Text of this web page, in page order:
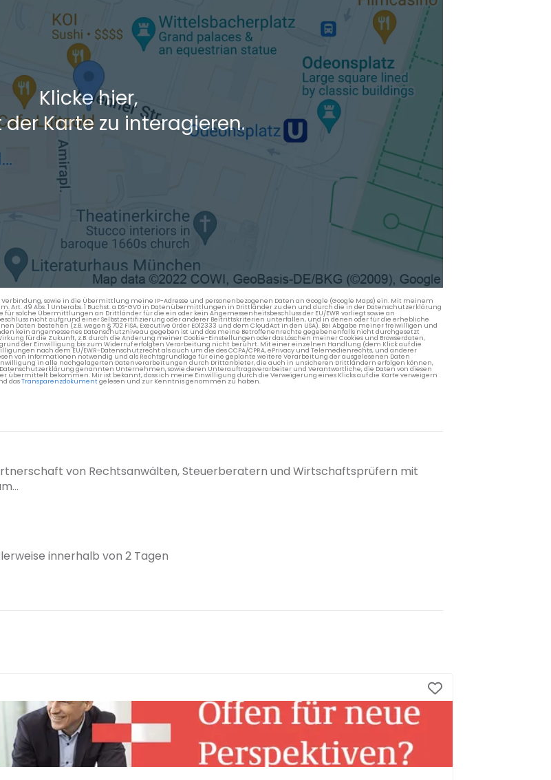
Klicke hier,
Karte zu interagieren.
sowie in die Übermittlung meine IP-Adresse und personenbezogenen Daten an Google (Google Maps) ein. Mit meinem
49 Abs. 1 Unterabs. 1 Buchst. a DS-GVO in Datenübermittlungen in Drittländer zu den und durch die in der Datenschutzerklärung
solche Übermittlungen an Drittländer für die ein oder kein Angemessenheitsbeschluss der EU/EWR vorliegt sowie an
nicht aufgrund einer Selbstzertifizierung oder anderer Beitrittskriterien unterfallen, und in denen oder für die erhebliche
bestehen (z.B. wegen § 702 FISA, Executive Order EO12333 und dem CloudAct in den USA). Bei Abgabe meiner freiwilligen und
kein angemessenes Datenschutzniveau gegeben ist und das meine Betroffenenrechte gegebenenfalls nicht durchgesetzt
für die Zukunft, z.B. durch die Änderung meiner Cookie-Einstellungen oder das Löschen meiner Cookies und Browserdaten,
der Einwilligung bis zum Widerruf erfolgten Verarbeitung nicht berührt. Mit einer einzelnen Handlung (dem Klick auf die
nach dem EU/EWR-Datenschutzrecht als auch um die des CCPA/CPRA, ePrivacy und Telemedienrechts, und anderer
von Informationen notwendig und als Rechtsgrundlage für eine geplante weitere Verarbeitung der ausgelesenen Daten
in alle nachgelagerten Datenverarbeitungen durch Drittanbieter, die auch in unsicheren Drittländern erfolgen können,
genannten Unternehmen, sowie deren Unterauftragsverarbeiter und Verantwortliche, die Daten von diesen
bekommen. Mir ist bekannt, dass ich meine Einwilligung durch die Verweigerung eines Klicks auf die Karte verweigern
dasTransparenzdokumentgelesen und zur Kenntnis genommen zu haben.
von Rechtsanwälten, Steuerberatern und Wirtschaftsprüfern mit
innerhalb von 2 Tagen